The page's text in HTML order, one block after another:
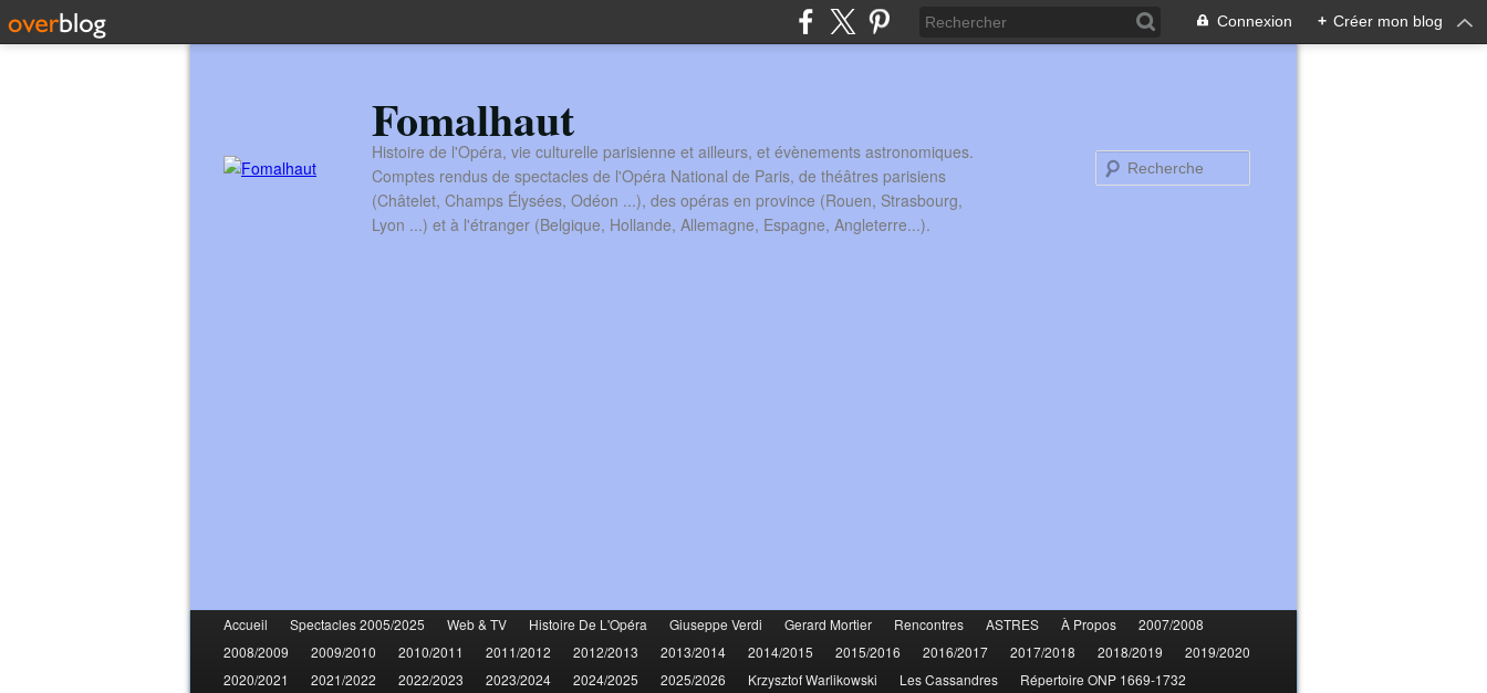
Connexion + Créer mon blog
Fomalhaut
Histoire de l'Opéra, vie culturelle parisienne et ailleurs, et évènements astronomiques.
Comptes rendus de spectacles de l'Opéra National de Paris, de théâtres parisiens
(Châtelet, Champs Élysées, Odéon ...), des opéras en province (Rouen, Strasbourg,
Lyon ...) et à l'étranger (Belgique, Hollande, Allemagne, Espagne, Angleterre...).
Accueil Spectacles 2005/2025 Web & TV Histoire De L'Opéra Giuseppe Verdi Gerard Mortier Rencontres ASTRES À Propos
2007/2008
2008/2009
2009/2010 2010/2011 2011/2012 2012/2013 2013/2014 2014/2015 2015/2016 2016/2017 2017/2018 2018/2019
2019/2020
2020/2021
2021/2022 2022/2023 2023/2024 2024/2025 2025/2026 Krzysztof Warlikowski Les Cassandres
Répertoire ONP 1669-1732